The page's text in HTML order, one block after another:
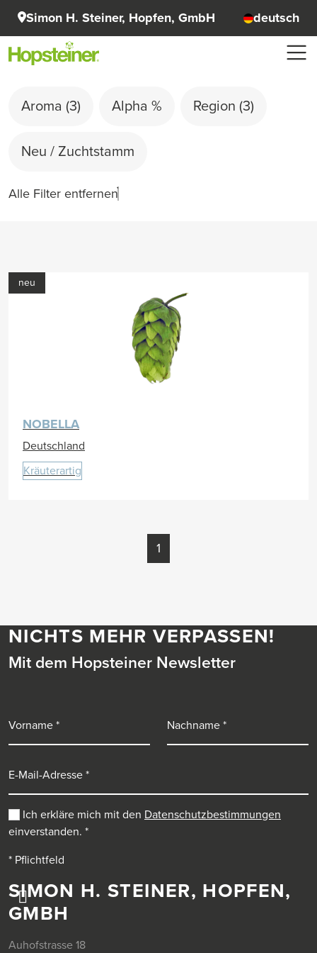
Simon H. Steiner, Hopfen, GmbH deutsch
Aroma (3) Alpha % Region (3)
Neu / Zuchtstamm
Alle Filter entfernen
neu
NOBELLA
Deutschland
Kräuterartig
1
SIMON H. STEINER, HOPFEN,
GMBH
Auhofstrasse 18
NICHTS MEHR VERPASSEN!
Mit dem Hopsteiner Newsletter
Ich erkläre mich mit den Datenschutzbestimmungen
einverstanden. *
* Pflichtfeld